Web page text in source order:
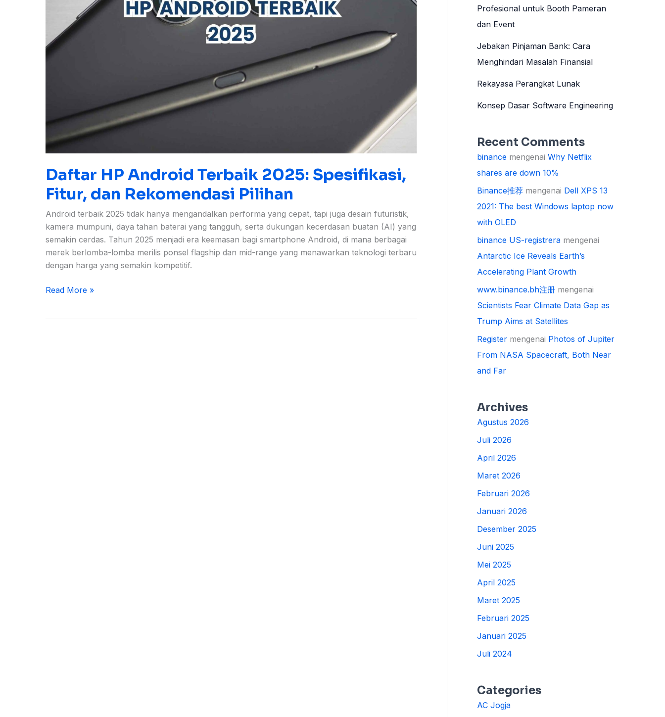
Daftar HP Android Terbaik 2025: Spesifikasi,
Fitur, dan Rekomendasi Pilihan
Android terbaik 2025 tidak hanya mengandalkan performa yang cepat, tapi juga desain futuristik,
kamera mumpuni, daya tahan baterai yang tangguh, serta dukungan kecerdasan buatan (AI) yang
semakin cerdas. Tahun 2025 menjadi era keemasan bagi smartphone Android, di mana berbagai
merek berlomba-lomba merilis ponsel flagship dan mid-range yang menawarkan teknologi terbaru
dengan harga yang semakin kompetitif.
Read More »
Profesional untuk Booth Pameran
dan Event
Jebakan Pinjaman Bank: Cara
Menghindari Masalah Finansial
Rekayasa Perangkat Lunak
Konsep Dasar Software Engineering
Recent Comments
binance mengenai Why Netflix
shares are down 10%
Binance推荐 mengenai Dell XPS 13
2021: The best Windows laptop now
with OLED
binance US-registrera mengenai
Antarctic Ice Reveals Earth’s
Accelerating Plant Growth
www.binance.bh注册 mengenai
Scientists Fear Climate Data Gap as
Trump Aims at Satellites
Register mengenai Photos of Jupiter
From NASA Spacecraft, Both Near
and Far
Archives
Agustus 2026
Juli 2026
April 2026
Maret 2026
Februari 2026
Januari 2026
Desember 2025
Juni 2025
Mei 2025
April 2025
Maret 2025
Februari 2025
Januari 2025
Juli 2024
Categories
AC Jogja